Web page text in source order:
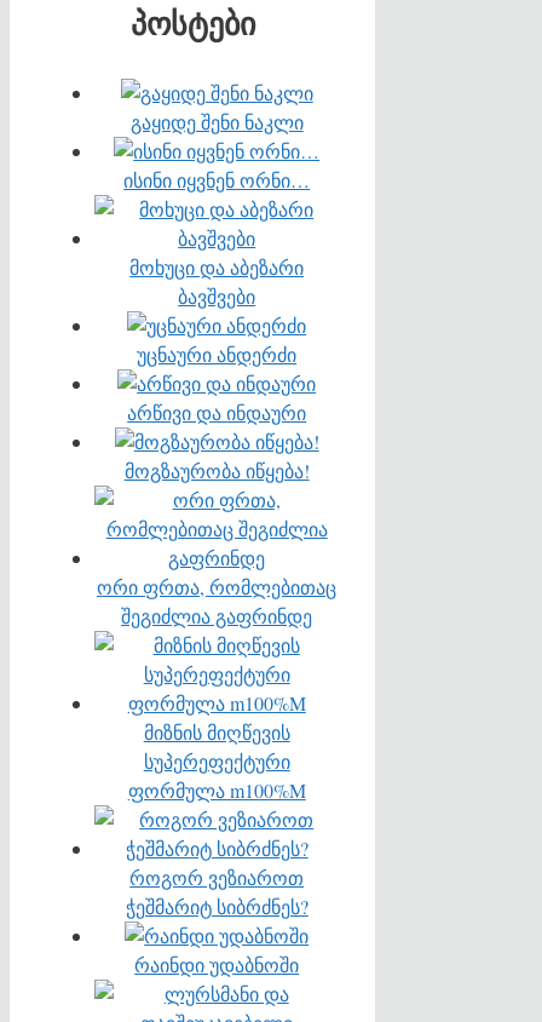
პოსტები
გაყიდე შენი ნაკლი
ისინი იყვნენ ორნი…
მოხუცი და აბეზარი
ბავშვები
უცნაური ანდერძი
არწივი და ინდაური
მოგზაურობა იწყება!
ორი ფრთა, რომლებითაც
შეგიძლია გაფრინდე
მიზნის მიღწევის
სუპერეფექტური
ფორმულა m100%M
როგორ ვეზიაროთ
ჭეშმარიტ სიბრძნეს?
რაინდი უდაბნოში